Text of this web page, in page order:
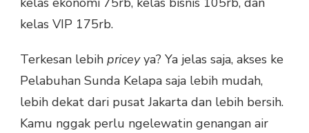
kelas VIP 175rb.
Terkesan lebih priceyya? Ya jelas saja, akses ke
Pelabuhan Sunda Kelapa saja lebih mudah,
lebih dekat dari pusat Jakarta dan lebih bersih.
Kamu nggak perlu ngelewatin genangan air